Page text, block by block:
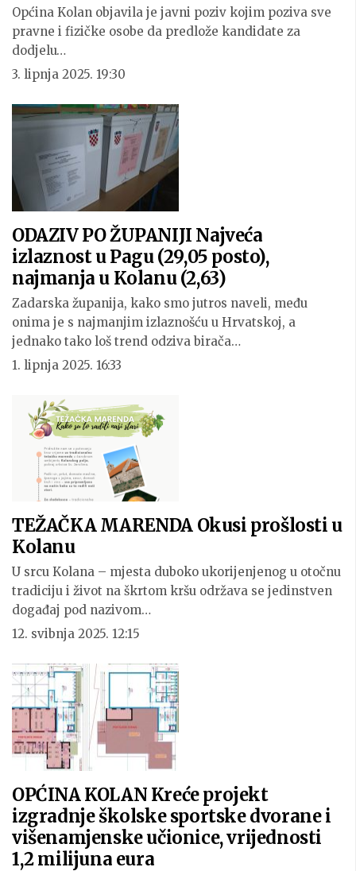
Općina Kolan objavila je javni poziv kojim poziva sve
pravne i fizičke osobe da predlože kandidate za
dodjelu…
3. lipnja 2025. 19:30
ODAZIV PO ŽUPANIJI Najveća
izlaznost u Pagu (29,05 posto),
najmanja u Kolanu (2,63)
Zadarska županija, kako smo jutros naveli, među
onima je s najmanjim izlaznošću u Hrvatskoj, a
jednako tako loš trend odziva birača…
1. lipnja 2025. 16:33
TEŽAČKA MARENDA Okusi prošlosti u
Kolanu
U srcu Kolana – mjesta duboko ukorijenjenog u otočnu
tradiciju i život na škrtom kršu održava se jedinstven
događaj pod nazivom…
12. svibnja 2025. 12:15
OPĆINA KOLAN Kreće projekt
izgradnje školske sportske dvorane i
višenamjenske učionice, vrijednosti
1,2 milijuna eura